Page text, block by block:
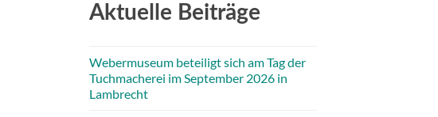
Aktuelle Beiträge
Webermuseum beteiligt sich am Tag der
Tuchmacherei im September 2026 in
Lambrecht